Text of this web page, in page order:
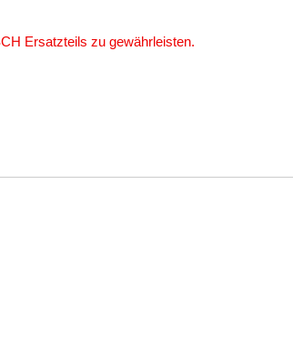
Ersatzteils zu gewährleisten.